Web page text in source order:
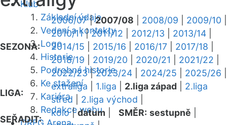
Klub
Základní údaje
Vedení a kontakty
Logo
Historie
Podrobná historie
Ke stažení
Kariéra
Redakce webu
DRFG Arena
SEZONA:
2006/07|2007/08 2008/09 2009/10
2010/11|2011/12 2012/13 2013/14
2014/15
2015/16 2016/17 2017/18
2018/19
2019/20 2020/21 2021/22
2022/23|2023/24 2024/25 2025/26
LIGA:
extraliga 1.liga 2.liga západ
2.liga
střed
2.liga východ
SEŘADIT:
kolo|datum SMĚR: sestupně